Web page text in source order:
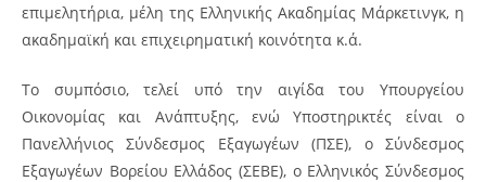
επιμελητήρια, μέλη της Ελληνικής Ακαδημίας Μάρκετινγκ, η
ακαδημαϊκή και επιχειρηματική κοινότητα κ.ά.
Το συμπόσιο, τελεί υπό την αιγίδα του Υπουργείου
Οικονομίας και Ανάπτυξης, ενώ Υποστηρικτές είναι ο
Πανελλήνιος Σύνδεσμος Εξαγωγέων (ΠΣΕ), ο Σύνδεσμος
Εξαγωγέων Βορείου Ελλάδος (ΣΕΒΕ), ο Ελληνικός Σύνδεσμος